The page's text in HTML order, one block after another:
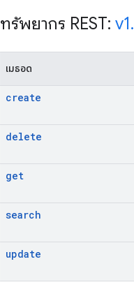
ทรัพยากร REST: v1.
เมธอด
create
delete
get
search
update